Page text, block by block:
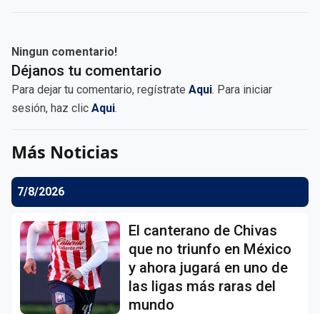
Ningun comentario!
Déjanos tu comentario
Para dejar tu comentario, regístrate Aqui. Para iniciar
sesión, haz clic Aqui.
Más Noticias
7/8/2026
El canterano de Chivas
que no triunfo en México
y ahora jugará en uno de
las ligas más raras del
mundo